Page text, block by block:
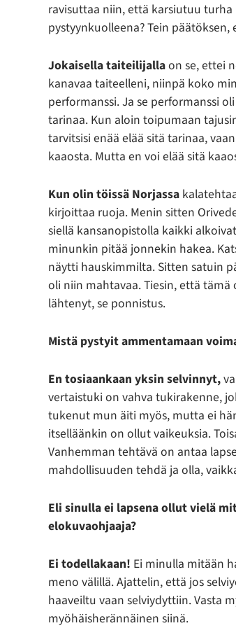
ravisuttaa niin, että karsiutuu
pystyynkuolleena? Tein
Jokaisella taiteilijallaon se, ettei
kanavaa taiteelleni, niinpä koko
performanssi. Ja se performanssi
tarinaa. Kun aloin toipumaan
tarvitsisi enää elää sitä tarinaa,
kaaosta. Mutta en voi elää sitä
Kun olin töissä Norjassa
kirjoittaa ruoja. Menin sitten
siellä kansanopistolla kaikki
minunkin pitää jonnekin hakea.
näytti hauskimmilta. Sitten satuin
oli niin mahtavaa. Tiesin, että
lähtenyt, se ponnistus.
Mistä pystyit ammentamaan
En tosiaankaan yksin selvinnyt,
vertaistuki on vahva tukirakenne,
tukenut mun äiti myös, mutta ei
itselläänkin on ollut vaikeuksia.
Vanhemman tehtävä on antaa
mahdollisuuden tehdä ja olla,
Eli sinulla ei lapsena ollut vielä
elokuvaohjaaja?
Ei todellakaan! Ei minulla mitään
meno välillä. Ajattelin, että jos
haaveiltu vaan selviydyttiin. Vasta
myöhäisherännäinen siinä.